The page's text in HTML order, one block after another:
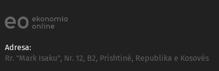
Adresa:
Rr. "Mark Isaku", Nr. 12, B2, Prishtinë, Republika e Kosovës